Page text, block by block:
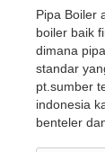
Pipa Boiler
boiler baik
dimana
standar
pt.sumber
indonesia
benteler dan